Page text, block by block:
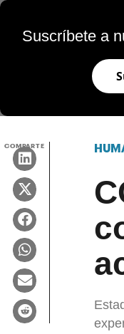
Suscríbete a
COMPARTE